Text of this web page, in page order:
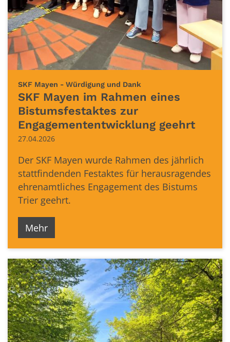
SKF Mayen - Würdigung und Dank
SKF Mayen im Rahmen eines
Bistumsfestaktes zur
Engagemententwicklung geehrt
27.04.2026
Der SKF Mayen wurde Rahmen des jährlich
stattfindenden Festaktes für herausragendes
ehrenamtliches Engagement des Bistums
Trier geehrt.
Mehr